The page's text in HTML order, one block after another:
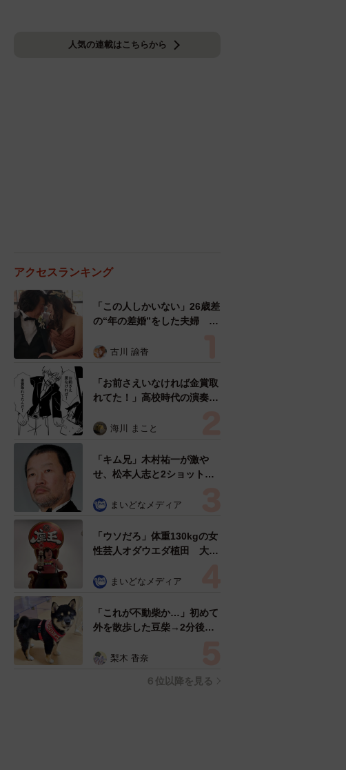
人気の連載はこちらから
アクセスランキング
「この人しかいない」26歳差
の“年の差婚”をした夫婦 出
た？ 今の思いを聞いた
古川 諭香
「お前さえいなければ金賞取
れてた！」高校時代の演奏会
生は楽器修理職人に 10年後
ぬ申し出【漫画】
海川 まこと
「キム兄」木村祐一が激や
せ、松本人志と2ショット
「テキヤの兄さん」
まいどなメディア
「ウソだろ」体重130kgの女
性芸人オダウエダ植田 大学
で」 まいどなメディア
「これが不動柴か…」初めて
外を散歩した豆柴→2分後、
ぎる」「ぬいぐるみみたい」
梨木 香奈
６位以降を見る